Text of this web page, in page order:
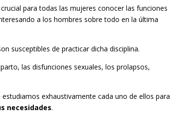
para todas las mujeres conocer las funciones
a los hombres sobre todo en la última
susceptibles de practicar dicha disciplina.
las disfunciones sexuales, los prolapsos,
exhaustivamente cada uno de ellos para
necesidades.